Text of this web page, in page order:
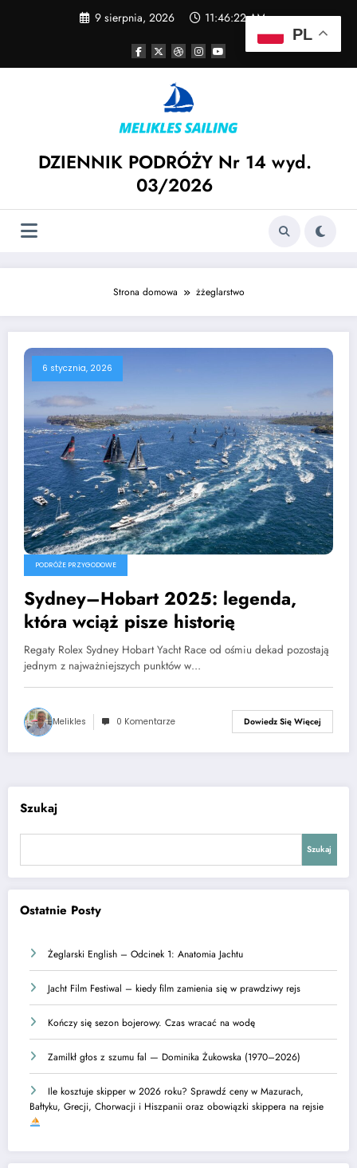
9 sierpnia, 2026 11:46:22 AM
DZIENNIK PODRÓŻY Nr 14 wyd.
03/2026
Strona domowa żżeglarstwo
6 stycznia, 2026
PODRÓŻE PRZYGODOWE
Sydney–Hobart 2025: legenda,
która wciąż pisze historię
Regaty Rolex Sydney Hobart Yacht Race od ośmiu dekad pozostają
jednym z najważniejszych punktów w…
Melikles 0 Komentarze Dowiedz Się Więcej
Szukaj
Szukaj
Ostatnie Posty
Żeglarski English – Odcinek 1: Anatomia Jachtu
Jacht Film Festiwal – kiedy film zamienia się w prawdziwy rejs
Kończy się sezon bojerowy. Czas wracać na wodę
Zamilkł głos z szumu fal — Dominika Żukowska (1970–2026)
Ile kosztuje skipper w 2026 roku? Sprawdź ceny w Mazurach,
Bałtyku, Grecji, Chorwacji i Hiszpanii oraz obowiązki skippera na rejsie
PL